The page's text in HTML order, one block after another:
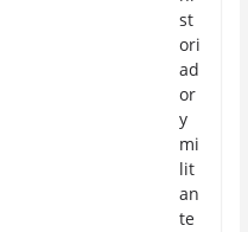
st
ori
ad
or
y
mi
lit
an
te